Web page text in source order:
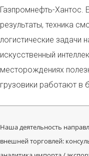
Газпромнефть-Хантос.
результаты, техника
логистические задачи
искусственный
месторождениях
грузовики работают в
Наша деятельность
внешней торговлей: